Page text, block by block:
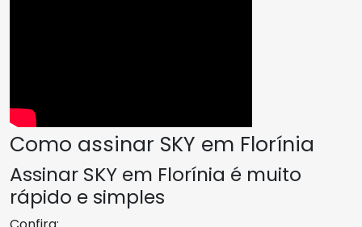
Como assinar SKY em Florínia
Assinar SKY em Florínia é muito
rápido e simples